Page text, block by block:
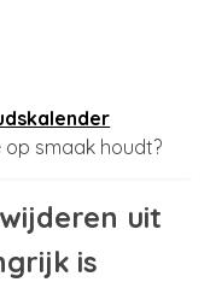
smaak houdt?
uit
is